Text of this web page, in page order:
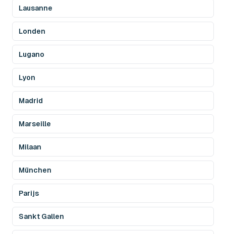
Lausanne
Londen
Lugano
Lyon
Madrid
Marseille
Milaan
München
Parijs
Sankt Gallen